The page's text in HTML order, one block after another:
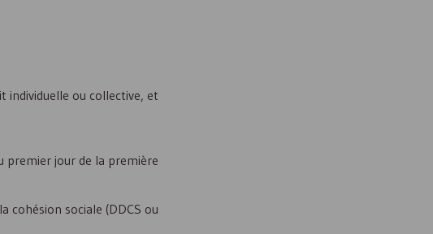
individuelle ou collective, et
premier jour de la première
cohésion sociale (DDCS ou